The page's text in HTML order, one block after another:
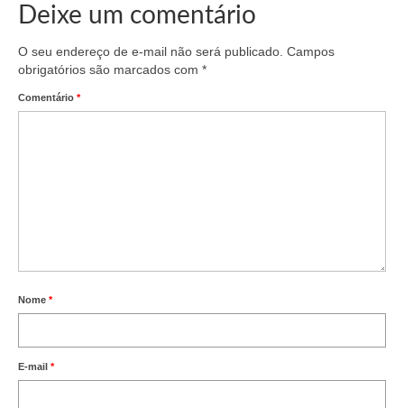
Clube de Vantagens
Valores dos serviços
NEP
Deixe um comentário
O seu endereço de e-mail não será publicado. Campos
obrigatórios são marcados com *
Comentário *
Nome *
E-mail *